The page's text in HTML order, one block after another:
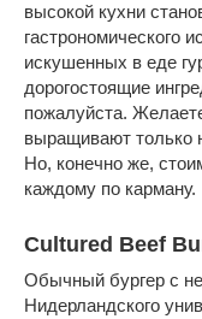
высокой кухни
гастрономического
искушенных в еде
дорогостоящие
пожалуйста.
выращивают только
Но, конечно же,
каждому по карману.
Cultured Beef
Обычный бургер с
Нидерландского